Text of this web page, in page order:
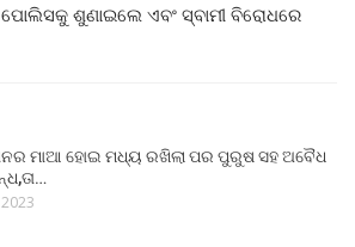
ଶୁଣାଇଲେ ଏବଂ ସ୍ବାମୀ ବିରୋଧରେ
ମାଆ ହୋଇ ମଧ୍ୟ ରଖିଲା ପର ପୁରୁଷ ସହ ଅବୈଧ